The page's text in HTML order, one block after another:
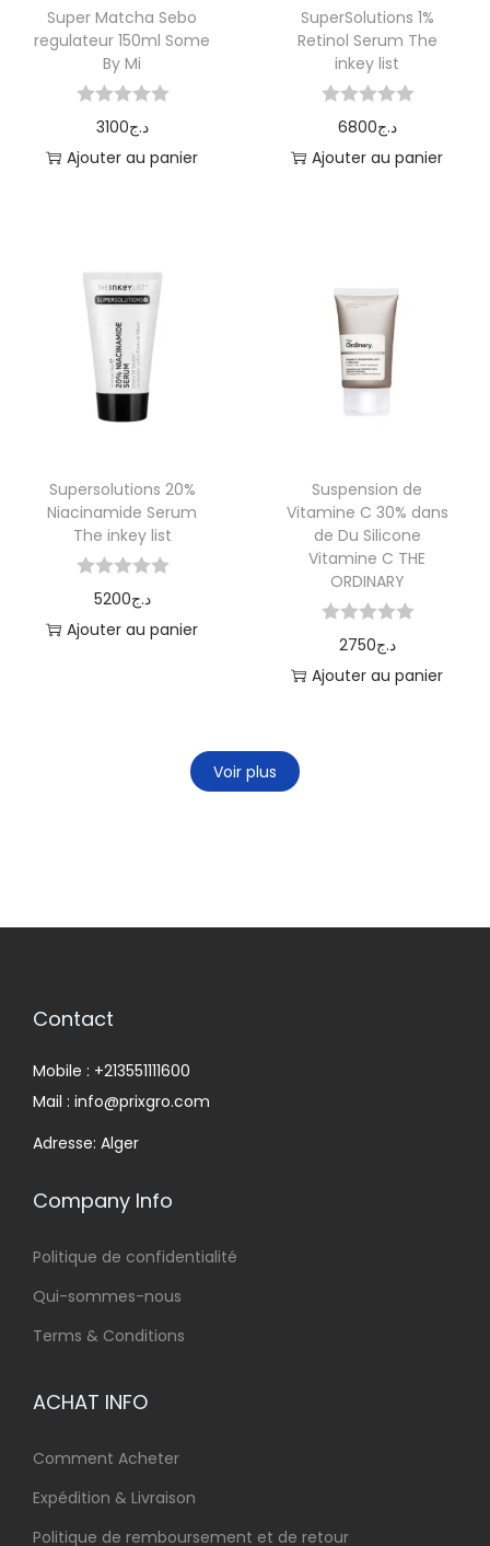
Super Matcha Sebo
regulateur 150ml Some
By Mi
3100د.ج
Ajouter au panier
SuperSolutions 1%
Retinol Serum The
inkey list
6800د.ج
Ajouter au panier
Supersolutions 20%
Niacinamide Serum
The inkey list
5200د.ج
Ajouter au panier
Suspension de
Vitamine C 30% dans
de Du Silicone
Vitamine C THE
ORDINARY
2750د.ج
Ajouter au panier
Voir plus
Contact
Mobile : +213551111600
Mail : info@prixgro.com
Adresse: Alger
Company Info
Politique de confidentialité
Qui-sommes-nous
Terms & Conditions
ACHAT INFO
Comment Acheter
Expédition & Livraison
Politique de remboursement et de retour